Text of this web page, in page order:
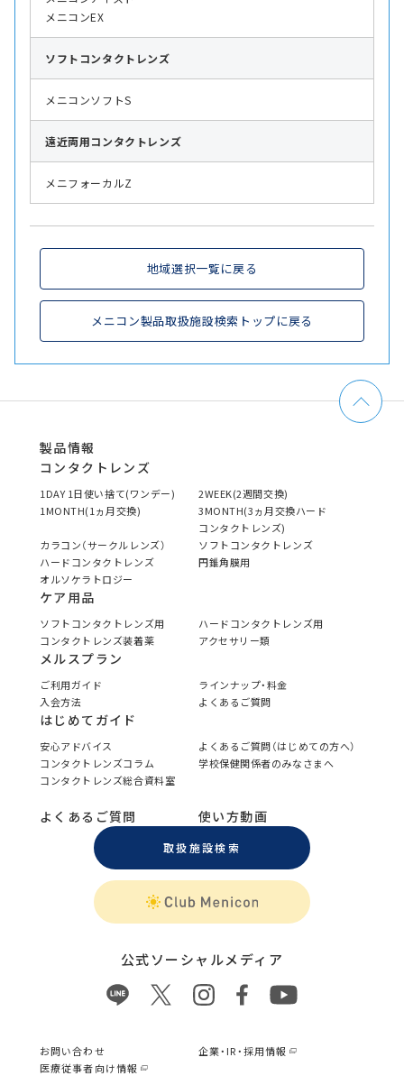
メニコンEX
ソフト コンタクトレンズ
メニコンソフトS
遠近両用コンタクトレンズ
メニフォーカルZ
地域選択一覧に戻る
メニコン製品取扱施設検索トップに戻る
製品情報
コンタクトレンズ
1DAY 1日使い捨て(ワンデー)
2WEEK(2週間交換)
1MONTH(1ヵ月交換)
3MONTH(3ヵ月交換ハード
コンタクトレンズ)
カラコン（サークルレンズ）
ソフトコンタクトレンズ
ハードコンタクトレンズ
円錐角膜用
オルソケラトロジー
ケア用品
ソフトコンタクトレンズ用
ハードコンタクトレンズ用
コンタクトレンズ装着薬
アクセサリー類
メルスプラン
ご利用ガイド
ラインナップ・料金
入会方法
よくあるご質問
はじめてガイド
安心アドバイス
よくあるご質問（はじめての方へ）
コンタクトレンズコラム
学校保健関係者のみなさまへ
コンタクトレンズ総合資料室
よくあるご質問 使い方動画
取扱施設検索
公式ソーシャルメディア
お問い合わせ
企業・IR・採用情報
医療従事者向け情報